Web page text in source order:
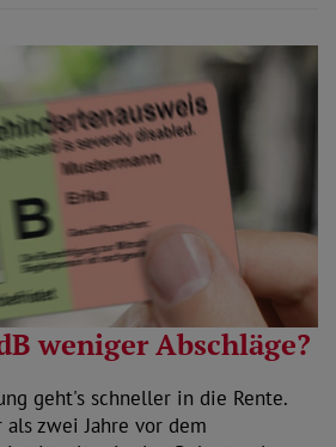
weniger Abschläge?
geht's schneller in die Rente.
zwei Jahre vor dem